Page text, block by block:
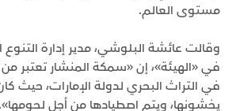
مستوى العالم.
وقالت عائشة البلوشي، مدير إدارة
في «الهيئة»، إن «سمكة المنشار تعتبر
في التراث البحري لدولة الإمارات، حيث
يخشونها، ويتم اصطيادها من أجل